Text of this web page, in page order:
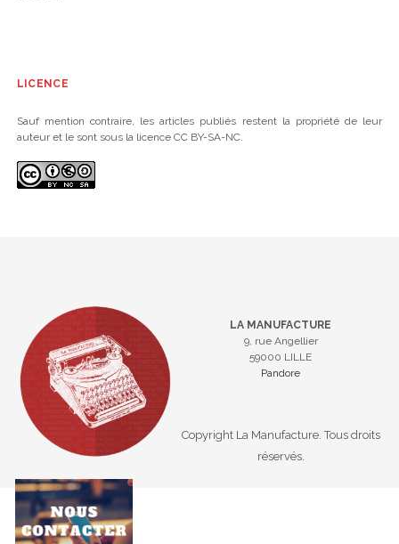
LICENCE
Sauf mention contraire, les articles publiés restent la propriété de leur
auteur et le sont sous la licence CC BY-SA-NC.
LA MANUFACTURE
9, rue Angellier
59000 LILLE
Pandore
Copyright La Manufacture. Tous droits
réservés.